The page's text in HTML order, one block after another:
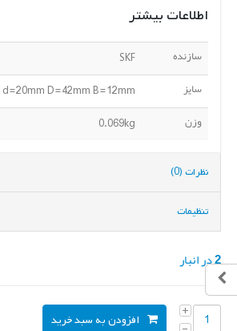
اطلاعات بیشتر
سازنده SKF
سایز d=20mm D=42mm B=12mm
وزن 0.069kg
نظرات (0)
تنظیمات
2 در انبار
افزودن به سبد خرید